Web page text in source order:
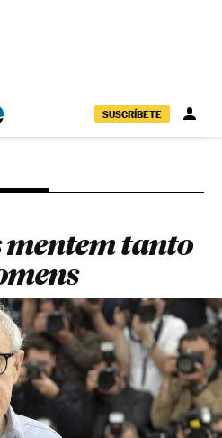
SUSCRÍBETE
mentem tanto